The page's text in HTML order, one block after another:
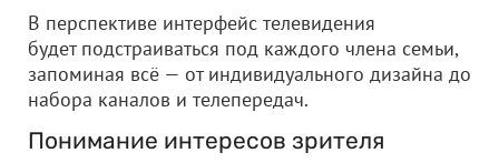
В перспективе интерфейс телевидения
будет подстраиваться под каждого члена семьи,
запоминая всё — от индивидуального дизайна до
набора каналов и телепередач.
Понимание интересов зрителя